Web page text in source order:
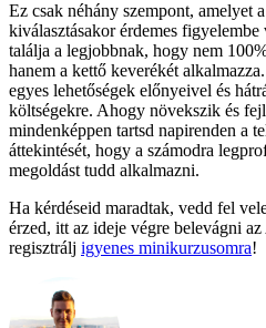
Ez csak néhány szempont, amelyet
kiválasztásakor érdemes
találja a legjobbnak, hogy nem
hanem a kettő keverékét
egyes lehetőségek előnyeivel és
költségekre. Ahogy növekszik és
mindenképpen tartsd napirenden a
áttekintését, hogy a számodra
megoldást tudd alkalmazni.
Ha kérdéseid maradtak, vedd fel
érzed, itt az ideje végre belevágni
regisztrálj igyenes minikurzusomra!